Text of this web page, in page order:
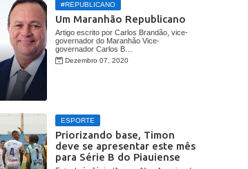
#REPUBLICANO
Um Maranhão Republicano
Artigo escrito por Carlos Brandão, vice-
governador do Maranhão Vice-
governador Carlos B…
Dezembro 07, 2020
ESPORTE
Priorizando base, Timon
deve se apresentar este mês
para Série B do Piauiense